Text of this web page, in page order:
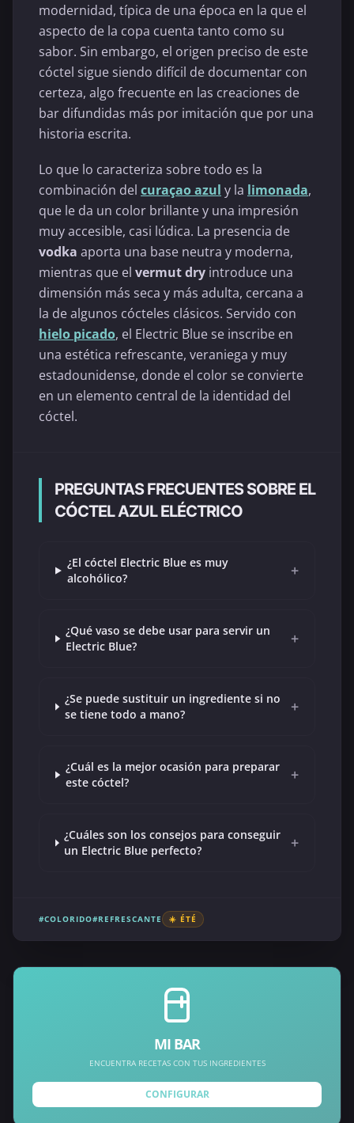
modernidad, típica de una época en la que el
aspecto de la copa cuenta tanto como su
sabor. Sin embargo, el origen preciso de este
cóctel sigue siendo difícil de documentar con
certeza, algo frecuente en las creaciones de
bar difundidas más por imitación que por una
historia escrita.
Lo que lo caracteriza sobre todo es la
combinación del curaçao azul y la limonada,
que le da un color brillante y una impresión
muy accesible, casi lúdica. La presencia de
vodka aporta una base neutra y moderna,
mientras que el vermut dry introduce una
dimensión más seca y más adulta, cercana a
la de algunos cócteles clásicos. Servido con
hielo picado, el Electric Blue se inscribe en
una estética refrescante, veraniega y muy
estadounidense, donde el color se convierte
en un elemento central de la identidad del
cóctel.
PREGUNTAS FRECUENTES SOBRE EL
CÓCTEL AZUL ELÉCTRICO
¿El cóctel Electric Blue es muy
alcohólico?
+
¿Qué vaso se debe usar para servir un
Electric Blue?
+
¿Se puede sustituir un ingrediente si no
se tiene todo a mano?
+
¿Cuál es la mejor ocasión para preparar
este cóctel?
+
¿Cuáles son los consejos para conseguir
un Electric Blue perfecto?
+
#COLORIDO#REFRESCANTE ☀️ ÉTÉ
MI BAR
ENCUENTRA RECETAS CON TUS INGREDIENTES
CONFIGURAR